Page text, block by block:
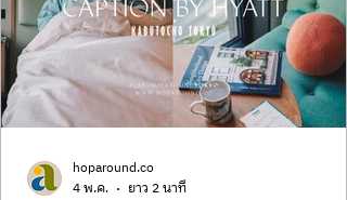
hoparound.co
4 พ.ค.
ยาว 2 นาที